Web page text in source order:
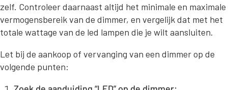
zelf. Controleer daarnaast altijd het minimale en maximale
vermogensbereik van de dimmer, en vergelijk dat met het
totale wattage van de led lampen die je wilt aansluiten.
Let bij de aankoop of vervanging van een dimmer op de
volgende punten: